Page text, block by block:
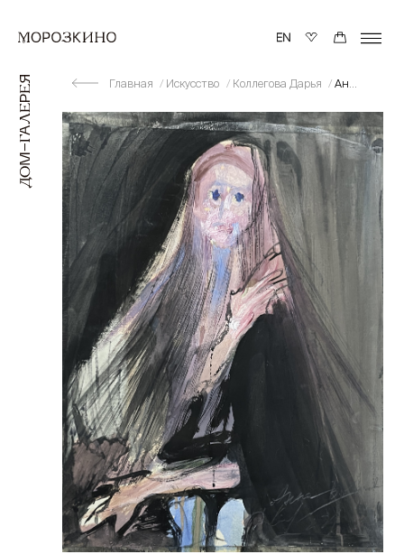
Главная Искусство Коллегова Дарья Аня Вдовичева